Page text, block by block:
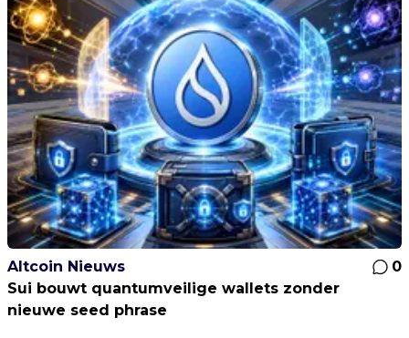
Altcoin Nieuws
0
Sui bouwt quantumveilige wallets zonder
nieuwe seed phrase